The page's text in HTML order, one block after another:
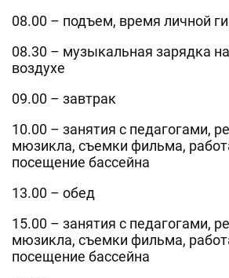
08.00 – подъем, время личной
08.30 – музыкальная зарядка
воздухе
09.00 – завтрак
10.00 – занятия с педагогами,
мюзикла, съемки фильма,
посещение бассейна
13.00 – обед
15.00 – занятия с педагогами,
мюзикла, съемки фильма,
посещение бассейна